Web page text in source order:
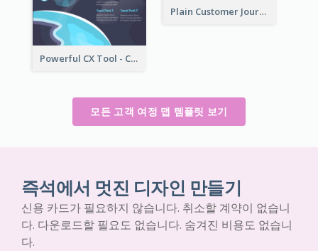
Powerful CX Tool - Customer Journey Map
Plain Customer Journey Map Template
모든 고객 여정 맵 템플릿 보기
즉석에서 멋진 디자인 만들기
신용 카드가 필요하지 않습니다. 취소할 계약이 없습니
다. 다운로드할 필요도 없습니다. 숨겨진 비용도 없습니
다.